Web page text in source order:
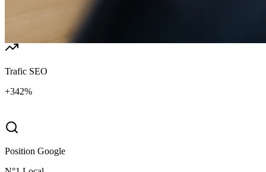
Trafic SEO
+342%
Position Google
N°1 Local